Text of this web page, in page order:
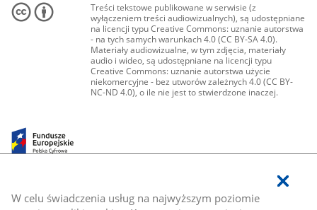
W celu świadczenia usług na najwyższym poziomie
Treści tekstowe publikowane w serwisie (z
wyłączeniem treści audiowizualnych), są udostępniane
na licencji typu Creative Commons: uznanie autorstwa
- na tych samych warunkach 4.0 (CC BY-SA 4.0).
Materiały audiowizualne, w tym zdjęcia, materiały
audio i wideo, są udostępniane na licencji typu
Creative Commons: uznanie autorstwa użycie
niekomercyjne - bez utworów zależnych 4.0 (CC BY-
NC-ND 4.0), o ile nie jest to stwierdzone inaczej.